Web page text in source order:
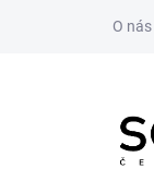
O nás